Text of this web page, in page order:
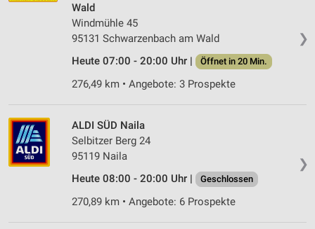
❯
Wald
Windmühle 45
95131 Schwarzenbach am Wald
Heute 07:00 - 20:00 Uhr |
Öffnet in 20 Min.
276,49 km • Angebote: 3 Prospekte
❯
ALDI SÜD Naila
Selbitzer Berg 24
95119 Naila
Heute 08:00 - 20:00 Uhr |
Geschlossen
270,89 km • Angebote: 6 Prospekte